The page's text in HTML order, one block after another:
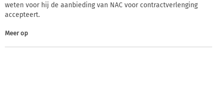
weten voor hij de aanbieding van NAC voor contractverlenging
accepteert.
Meer op